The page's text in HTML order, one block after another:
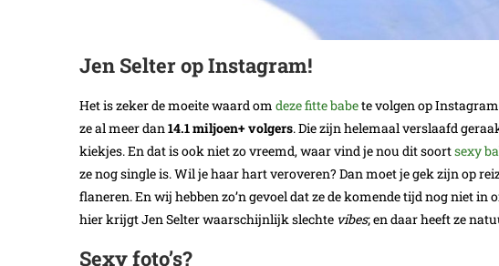
Jen Selter op Instagram!
Het is zeker de moeite waard om deze fitte babete volgen op
ze al meer dan 14.1 miljoen+ volgers. Die zijn helemaal verslaafd
kiekjes. En dat is ook niet zo vreemd, waar vind je nou dit soortsexy
ze nog single is. Wil je haar hart veroveren? Dan moet je gek zijn op
flaneren. En wij hebben zo’n gevoel dat ze de komende tijd nog niet
hier krijgt Jen Selter waarschijnlijk slechte vibes; en daar heeft ze
Sexy foto’s?